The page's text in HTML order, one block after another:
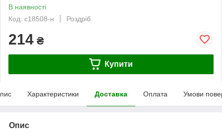
В наявності
Код: c18508-н
Роздріб
214 ₴
Купити
Характеристики Доставка Оплата Умови
Опис